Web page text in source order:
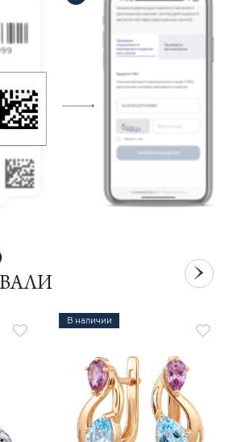
В наличии